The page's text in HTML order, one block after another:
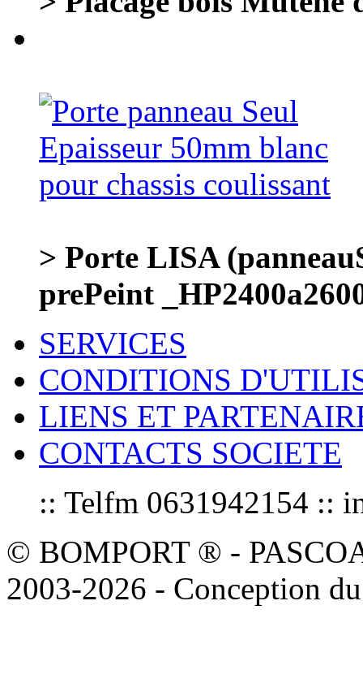
> Porte LISA
prePeint
SERVICES
CONDITIONS
LIENS ET
CONTACTS SOCIETE
:: Telfm 0631942154 ::
© BOMPORT ® -
2003-2026 - Conception